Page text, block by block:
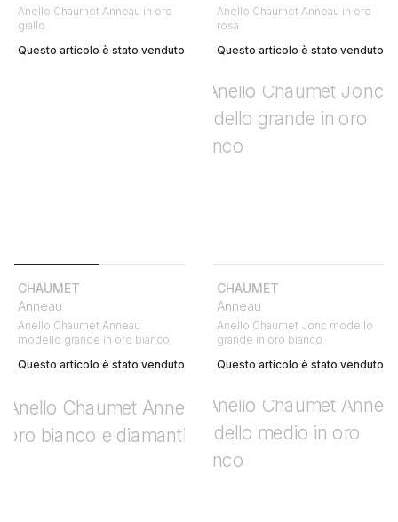
Anello Chaumet Anneau in oro
giallo
Questo articolo è stato venduto
Anello Chaumet Anneau in oro
rosa
Questo articolo è stato venduto
CHAUMET
Anneau
Anello Chaumet Anneau
modello grande in oro bianco
Questo articolo è stato venduto
CHAUMET
Anneau
Anello Chaumet Jonc modello
grande in oro bianco
Questo articolo è stato venduto